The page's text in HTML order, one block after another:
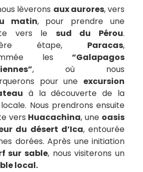
lèverons aux aurores, vers
matin, pour prendre une
vers le sud du Pérou.
étape, Paracas,
les “Galapagos
, où nous
pour une excursion
à la découverte de la
Nous prendrons ensuite
vers Huacachina, une oasis
du désert d’Ica, entourée
dorées. Après une initiation
sur sable, nous visiterons un
local.